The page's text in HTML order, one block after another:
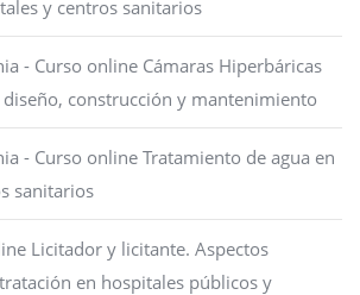
y centros sanitarios
- Curso online Cámaras Hiperbáricas
construcción y mantenimiento
- Curso online Tratamiento de agua en
sanitarios
Licitador y licitante. Aspectos
en hospitales públicos y